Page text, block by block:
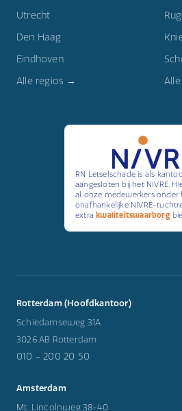
Utrecht
Den Haag
Eindhoven
Alle regios →
RN Letselschade is als
aangesloten bij het NIVRE.
al onze medewerkers onder
onafhankelijke NIVRE-
extra kwaliteitswaarborg
Rotterdam (Hoofdkantoor)
Schiedamseweg 31A
3026 AB Rotterdam
010 - 200 20 50
Amsterdam
Mt. Lincolnweg 38-40